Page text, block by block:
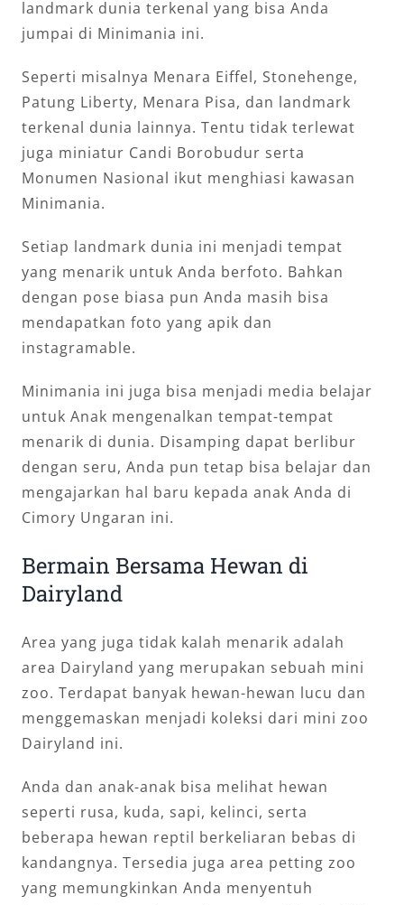
landmark dunia terkenal yang bisa Anda
jumpai di Minimania ini.
Seperti misalnya Menara Eiffel, Stonehenge,
Patung Liberty, Menara Pisa, dan landmark
terkenal dunia lainnya. Tentu tidak terlewat
juga miniatur Candi Borobudur serta
Monumen Nasional ikut menghiasi kawasan
Minimania.
Setiap landmark dunia ini menjadi tempat
yang menarik untuk Anda berfoto. Bahkan
dengan pose biasa pun Anda masih bisa
mendapatkan foto yang apik dan
instagramable.
Minimania ini juga bisa menjadi media belajar
untuk Anak mengenalkan tempat-tempat
menarik di dunia. Disamping dapat berlibur
dengan seru, Anda pun tetap bisa belajar dan
mengajarkan hal baru kepada anak Anda di
Cimory Ungaran ini.
Bermain Bersama Hewan di
Dairyland
Area yang juga tidak kalah menarik adalah
area Dairyland yang merupakan sebuah mini
zoo. Terdapat banyak hewan-hewan lucu dan
menggemaskan menjadi koleksi dari mini zoo
Dairyland ini.
Anda dan anak-anak bisa melihat hewan
seperti rusa, kuda, sapi, kelinci, serta
beberapa hewan reptil berkeliaran bebas di
kandangnya. Tersedia juga area petting zoo
yang memungkinkan Anda menyentuh